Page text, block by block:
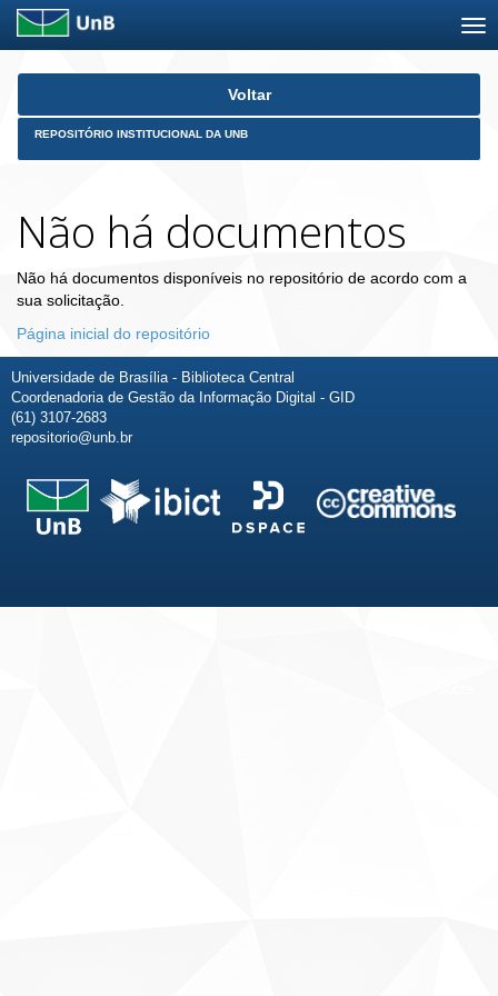
Skip
Voltar
REPOSITÓRIO INSTITUCIONAL DA UNB
Não há documentos
Não há documentos disponíveis no repositório de acordo com a
sua solicitação.
Página inicial do repositório
Universidade de Brasília - Biblioteca Central
Coordenadoria de Gestão da Informação Digital - GID
(61) 3107-2683
repositorio@unb.br